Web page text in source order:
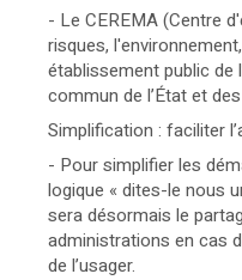
- Le CEREMA (Centre
risques,
établissement public de
commun de l’État et
Simplification : faciliter
- Pour simplifier les
logique « dites-le nous
sera désormais le
administrations en cas
de l’usager.